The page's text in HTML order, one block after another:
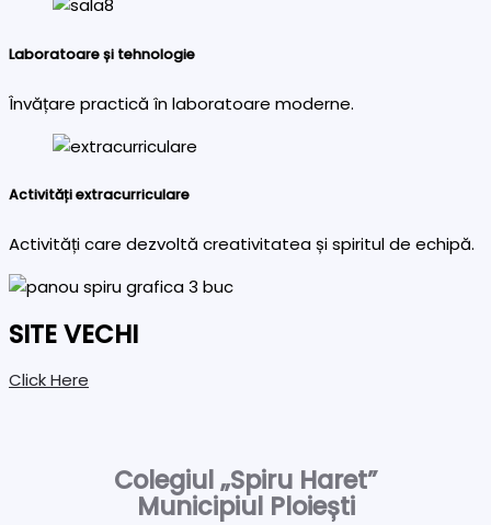
Laboratoare și tehnologie
Învățare practică în laboratoare moderne.
Activități extracurriculare
Activități care dezvoltă creativitatea și spiritul de echipă.
SITE VECHI
Click Here
Colegiul „Spiru Haret”
Municipiul Ploiești